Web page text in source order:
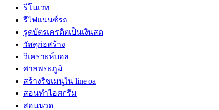
รีโนเวท
รีไฟแนนซ์รถ
รูดบัตรเครดิตเป็นเงินสด
วัสดุก่อสร้าง
วิเคราะห์บอล
ศาลพระภูมิ
สร้างริชเมนูใน line oa
สอนทำไอศกรีม
สอนนวด